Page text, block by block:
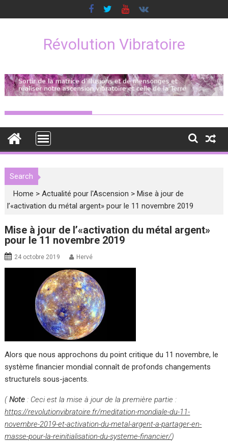
to
Révolution Vibratoire
Search
Home >Actualité pour l'Ascension >Mise à jour de
l’«activation du métal argent» pour le 11 novembre 2019
Mise à jour de l’«activation du métal argent»
pour le 11 novembre 2019
24 octobre 2019 Hervé
Alors que nous approchons du point critique du 11 novembre, le
système financier mondial connaît de profonds changements
structurels sous-jacents.
(Note: Ceci est la mise à jour de la première partie :
https://revolutionvibratoire.fr/meditation-mondiale-du-11-
novembre-2019-et-activation-du-metal-argent-a-partager-en-
masse-pour-la-reinitialisation-du-systeme-financier/)